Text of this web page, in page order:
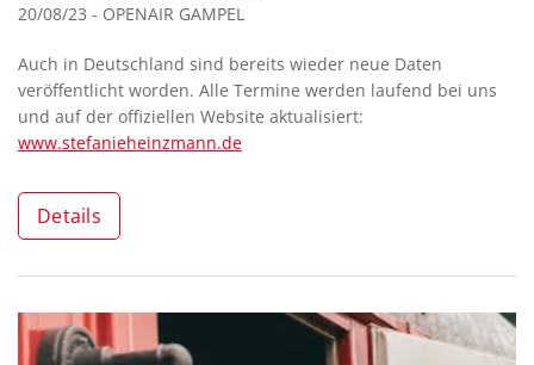
20/08/23 - OPENAIR GAMPEL
Auch in Deutschland sind bereits wieder neue Daten
veröffentlicht worden. Alle Termine werden laufend bei uns
und auf der offiziellen Website aktualisiert:
www.stefanieheinzmann.de
Details